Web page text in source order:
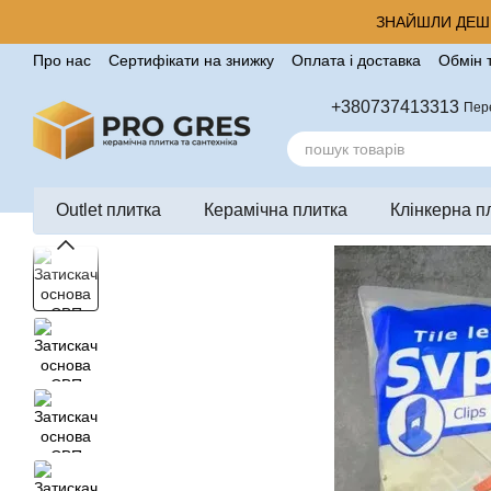
ЗНАЙШЛИ
Про нас Сертифікати на знижку Оплата і доставка
Обмін
+380737413313
Outlet плитка Керамічна плитка Клінкерна